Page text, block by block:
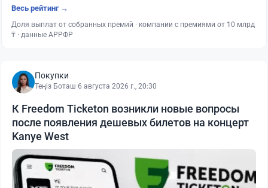
Весь рейтинг →
Доля выплат от собранных премий · компании с премиями от 10 млрд
₸ · данные АРРФР
Покупки
Теңіз Боташ·6 августа 2026 г., 20:30
К Freedom Ticketon возникли новые вопросы
после появления дешевых билетов на концерт
Kanye West